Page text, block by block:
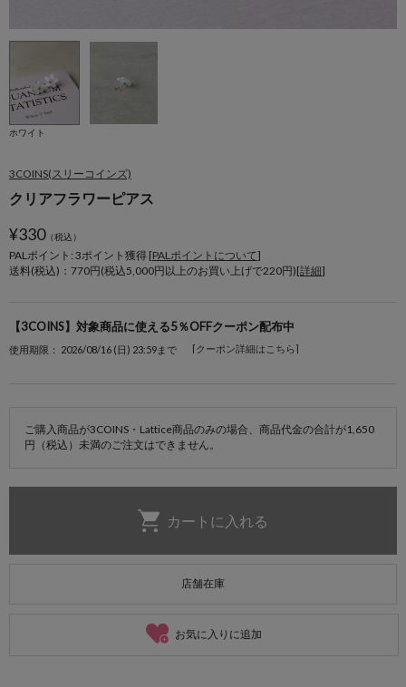
ホワイト
3COINS(スリーコインズ)
クリアフラワーピアス
¥330（税込）
PALポイント: 3ポイント獲得 [PALポイントについて]
送料(税込)：770円(税込5,000円以上のお買い上げで220円)[詳細]
【3COINS】対象商品に使える5％OFFクーポン配布中
使用期限： 2026/08/16 (日) 23:59まで [クーポン詳細はこちら]
ご購入商品が3COINS・Lattice商品のみの場合、商品代金の合計が1,650
円（税込）未満のご注文はできません。
店舗在庫
お気に入りに追加